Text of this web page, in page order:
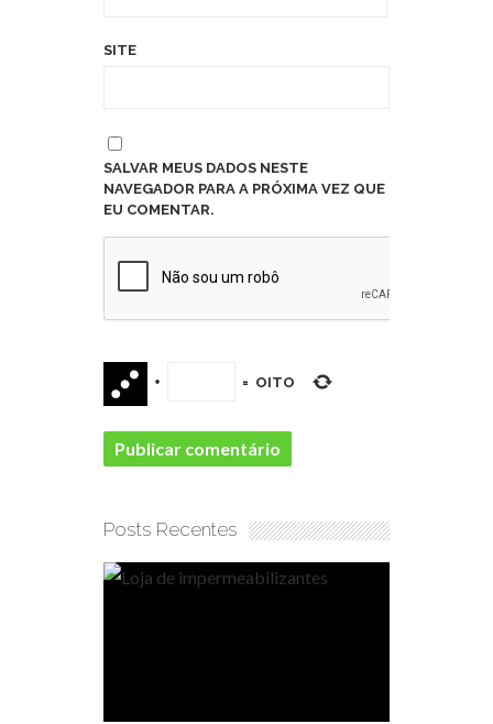
SITE
SALVAR MEUS DADOS NESTE
NAVEGADOR PARA A PRÓXIMA VEZ QUE
EU COMENTAR.
+ = OITO
Posts Recentes